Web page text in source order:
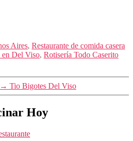
Aires, Restaurante de comida casera
en Del Viso, Rotisería Todo Caserito
→ Tio Bigotes Del Viso
Hoy